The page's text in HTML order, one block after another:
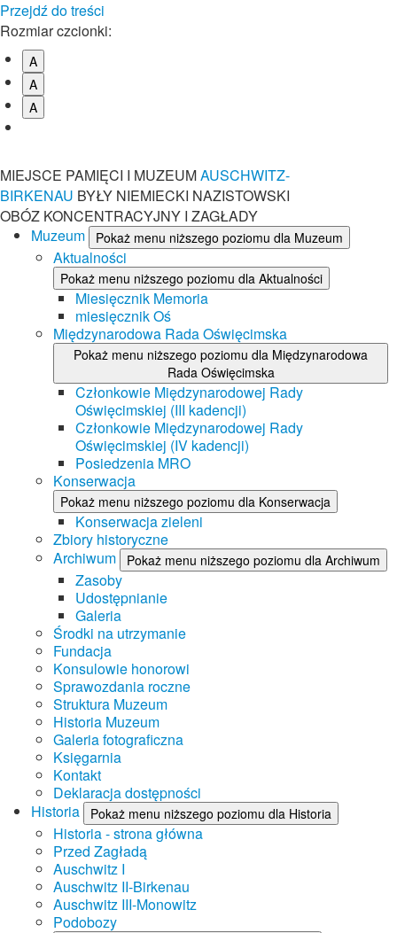
Przejdź do treści
Rozmiar czcionki:
A
A
A
MIEJSCE PAMIĘCI I MUZEUMAUSCHWITZ-
BIRKENAU BYŁY NIEMIECKI NAZISTOWSKI
OBÓZ KONCENTRACYJNY I ZAGŁADY
Muzeum
Pokaż menu niższego poziomu dla Muzeum
Aktualności
Pokaż menu niższego poziomu dla Aktualności
Miesięcznik Memoria
miesięcznik Oś
Międzynarodowa Rada Oświęcimska
Pokaż menu niższego poziomu dla Międzynarodowa
Rada Oświęcimska
Członkowie Międzynarodowej Rady
Oświęcimskiej (III kadencji)
Członkowie Międzynarodowej Rady
Oświęcimskiej (IV kadencji)
Posiedzenia MRO
Konserwacja
Pokaż menu niższego poziomu dla Konserwacja
Konserwacja zieleni
Zbiory historyczne
Archiwum
Pokaż menu niższego poziomu dla Archiwum
Zasoby
Udostępnianie
Galeria
Środki na utrzymanie
Fundacja
Konsulowie honorowi
Sprawozdania roczne
Struktura Muzeum
Historia Muzeum
Galeria fotograficzna
Księgarnia
Kontakt
Deklaracja dostępności
Historia
Pokaż menu niższego poziomu dla Historia
Historia - strona główna
Przed Zagładą
Auschwitz I
Auschwitz II-Birkenau
Auschwitz III-Monowitz
Podobozy